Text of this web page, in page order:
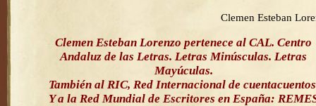
Clemen Esteban
Clemen Esteban Lorenzo pertenece al CAL. Centro
Andaluz de las Letras. Letras Minúsculas. Letras
Mayúculas.
También al RIC, Red Internacional de
Y a la Red Mundial de Escritores en España: